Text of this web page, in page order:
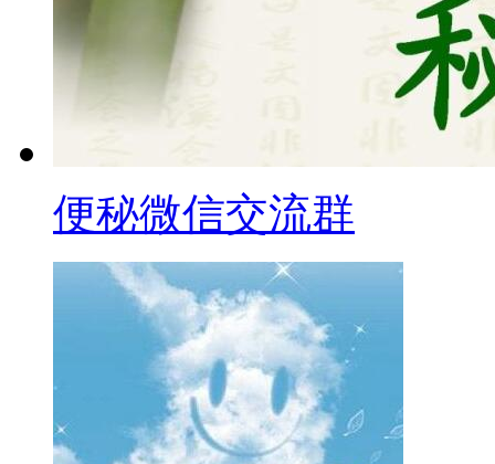
便秘微信交流群